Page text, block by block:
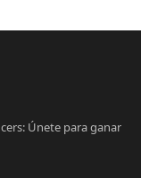
Únete para ganar